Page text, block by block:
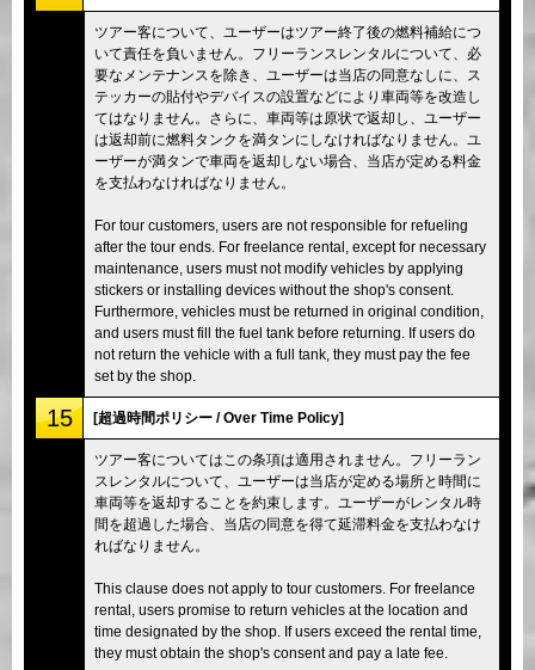
ツアー客について、ユーザーはツアー終了後の燃料補給につ
いて責任を負いません。フリーランスレンタルについて、必
要なメンテナンスを除き、ユーザーは当店の同意なしに、ス
テッカーの貼付やデバイスの設置などにより車両等を改造し
てはなりません。さらに、車両等は原状で返却し、ユーザー
は返却前に燃料タンクを満タンにしなければなりません。ユ
ーザーが満タンで車両を返却しない場合、当店が定める料金
を支払わなければなりません。
For tour customers, users are not responsible for refueling
after the tour ends. For freelance rental, except for necessary
maintenance, users must not modify vehicles by applying
stickers or installing devices without the shop's consent.
Furthermore, vehicles must be returned in original condition,
and users must fill the fuel tank before returning. If users do
not return the vehicle with a full tank, they must pay the fee
set by the shop.
15 [超過時間ポリシー / Over Time Policy]
ツアー客についてはこの条項は適用されません。フリーラン
スレンタルについて、ユーザーは当店が定める場所と時間に
車両等を返却することを約束します。ユーザーがレンタル時
間を超過した場合、当店の同意を得て延滞料金を支払わなけ
ればなりません。
This clause does not apply to tour customers. For freelance
rental, users promise to return vehicles at the location and
time designated by the shop. If users exceed the rental time,
they must obtain the shop's consent and pay a late fee.